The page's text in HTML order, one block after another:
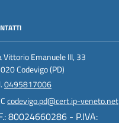
Vittorio Emanuele III, 33
Codevigo (PD)
0495817006
codevigo.pd@cert.ip-veneto.net
80024660286 - P.IVA: